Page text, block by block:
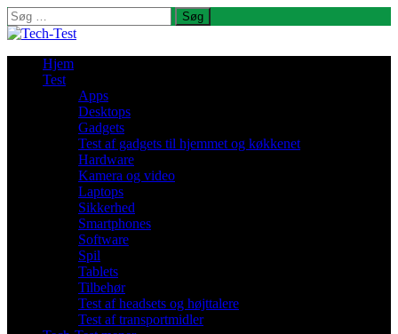
Søg
efter:
Hjem
Test
Apps
Desktops
Gadgets
Test af gadgets til hjemmet og køkkenet
Hardware
Kamera og video
Laptops
Sikkerhed
Smartphones
Software
Spil
Tablets
Tilbehør
Test af headsets og højttalere
Test af transportmidler